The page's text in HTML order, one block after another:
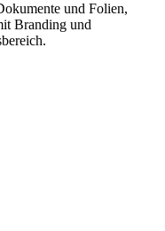
und Folien,
Branding und